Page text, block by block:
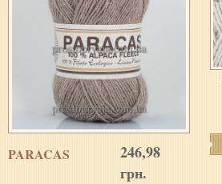
PARACAS
246,98
грн.